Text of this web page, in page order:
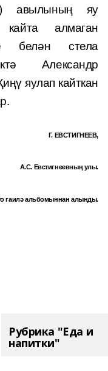
авылының яу
алмаган
белән стела
Александр
яулап кайткан
Г. ЕВСТИГНЕЕВ,
А.С. Евстигнеевның улы.
гаилә альбомыннан алынды.
Рубрика "Еда и
напитки"